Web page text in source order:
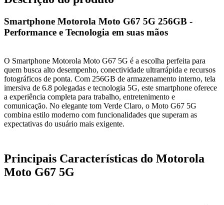
Smartphone Motorola Moto G67 5G 256GB -
Performance e Tecnologia em suas mãos
O Smartphone Motorola Moto G67 5G é a escolha perfeita para
quem busca alto desempenho, conectividade ultrarrápida e recursos
fotográficos de ponta. Com 256GB de armazenamento interno, tela
imersiva de 6.8 polegadas e tecnologia 5G, este smartphone oferece
a experiência completa para trabalho, entretenimento e
comunicação. No elegante tom Verde Claro, o Moto G67 5G
combina estilo moderno com funcionalidades que superam as
expectativas do usuário mais exigente.
Principais Características do Motorola
Moto G67 5G